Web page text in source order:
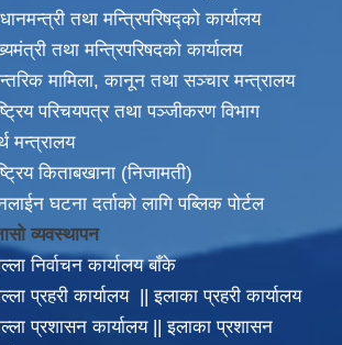
निर्माण गरौँ |
तथा मन्त्रिपरिषद्को कार्यालय
तथा मन्त्रिपरिषदको कार्यालय
मामिला, कानून तथा सञ्चार मन्त्रालय
परिचयपत्र तथा पञ्जीकरण विभाग
मन्त्रालय
किताबखाना (निजामती)
घटना दर्ताको लागि पब्लिक पोर्टल
व्यवस्थापन
निर्वाचन कार्यालय बाँके
प्रहरी कार्यालय ||इलाका प्रहरी कार्यालय
प्रशासन कार्यालय||इलाका प्रशासन